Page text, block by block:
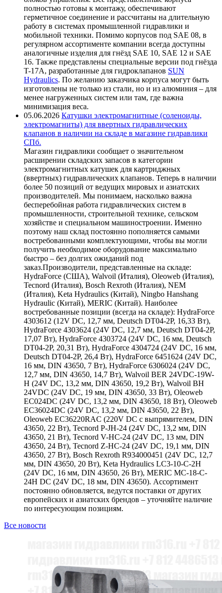
полностью готовы к монтажу, обеспечивают
герметичное соединение и рассчитаны на длительную
работу в системах промышленной гидравлики и
мобильной техники. Помимо корпусов под SAE 08, в
регулярном ассортименте компании всегда доступны
аналогичные изделия для гнёзд SAE 10, SAE 12 и SAE
16. Также представлены специальные версии под гнёзда
T-17A, разработанные для гидроклапанов SUN
Hydraulics. По желанию заказчика корпуса могут быть
изготовлены не только из стали, но и из алюминия – для
менее нагруженных систем или там, где важна
минимизация веса.
05.06.2026 Катушки электромагнитные (соленоиды,
электромагниты) для ввертных гидравлических
клапанов в наличии на складе в магазине гидравлики
СПб.
Магазин гидравлики сообщает о значительном
расширении складских запасов в категории
электромагнитных катушек для картриджных
(ввертных) гидравлических клапанов. Теперь в наличии
более 50 позиций от ведущих мировых и азиатских
производителей. Мы понимаем, насколько важна
бесперебойная работа гидравлических систем в
промышленности, строительной технике, сельском
хозяйстве и специальном машиностроении. Именно
поэтому наш склад постоянно пополняется самыми
востребованными комплектующими, чтобы вы могли
получить необходимое оборудование максимально
быстро – без долгих ожиданий под
заказ.Производители, представленные на складе:
HydraForce (США), Walvoil (Италия), Oleoweb (Италия),
Tecnord (Италия), Bosch Rexroth (Италия), NEM
(Италия), Keta Hydraulics (Китай), Ningbo Hanshang
Hydraulic (Китай), MERIC (Китай). Наиболее
востребованные позиции (всегда на складе): HydraForce
4303612 (12V DC, 12,7 мм, Deutsch DT04-2P, 16,33 Вт),
HydraForce 4303624 (24V DC, 12,7 мм, Deutsch DT04-2P,
17,07 Вт), HydraForce 4303724 (24V DC, 16 мм, Deutsch
DT04-2P, 20,31 Вт), HydraForce 4304724 (24V DC, 16 мм,
Deutsch DT04-2P, 26,4 Вт), HydraForce 6451624 (24V DC,
16 мм, DIN 43650, 7 Вт), HydraForce 6306024 (24V DC,
12,7 мм, DIN 43650, 14,7 Вт), Walvoil BER 24VDC-19W-
H (24V DC, 13,2 мм, DIN 43650, 19,2 Вт), Walvoil BH
24VDC (24V DC, 19 мм, DIN 43650, 33 Вт), Oleoweb
EC024DC (24V DC, 13,2 мм, DIN 43650, 18 Вт), Oleoweb
EC36024DC (24V DC, 13,2 мм, DIN 43650, 22 Вт),
Oleoweb EC36220RAC (220V DC с выпрямителем, DIN
43650, 22 Вт), Tecnord P-JH-24 (24V DC, 13,2 мм, DIN
43650, 21 Вт), Tecnord V-HC-24 (24V DC, 13 мм, DIN
43650, 24 Вт), Tecnord Z-HC-24 (24V DC, 19,1 мм, DIN
43650, 27 Вт), Bosch Rexroth R934000451 (24V DC, 12,7
мм, DIN 43650, 20 Вт), Keta Hydraulics LC3-10-C-2H
(24V DC, 16 мм, DIN 43650, 26 Вт), MERIC MC-18-C-
24H DC (24V DC, 18 мм, DIN 43650). Ассортимент
постоянно обновляется, ведутся поставки от других
европейских и азиатских брендов – уточняйте наличие
по интересующим позициям.
Все новости